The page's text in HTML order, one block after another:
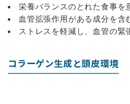
栄養バランスのとれた食事を
血管拡張作用がある成分を含
ストレスを軽減し、血管の緊
コラーゲン生成と頭皮環境